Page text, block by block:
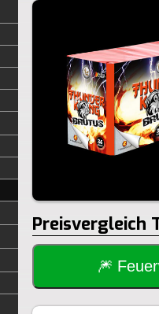
Preisvergleich
🎆